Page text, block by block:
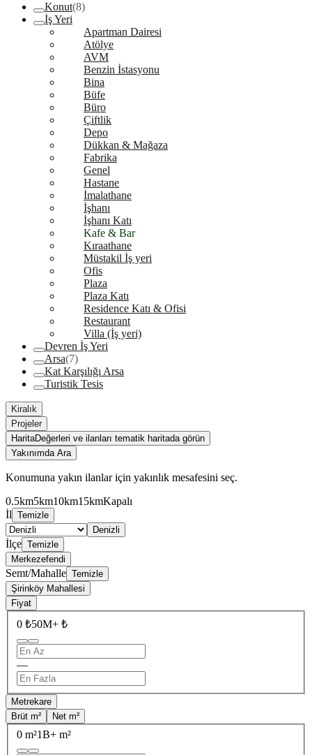
Konut(8)
İş Yeri
Apartman Dairesi
Atölye
AVM
Benzin İstasyonu
Bina
Büfe
Büro
Çiftlik
Depo
Dükkan & Mağaza
Fabrika
Genel
Hastane
İmalathane
İşhanı
İşhanı Katı
Kafe & Bar
Kıraathane
Müstakil İş yeri
Ofis
Plaza
Plaza Katı
Residence Katı & Ofisi
Restaurant
Villa (İş yeri)
Devren İş Yeri
Arsa(7)
Kat Karşılığı Arsa
Turistik Tesis
Kiralık
Projeler
HaritaDeğerleri ve ilanları tematik haritada görün
Yakınımda Ara
Konumuna yakın ilanlar için yakınlık mesafesini seç.
0.5km5km10km15kmKapalı
İl Temizle
Denizli
İlçe Temizle
Merkezefendi
Semt/Mahalle Temizle
Şirinköy Mahallesi
Fiyat
0 ₺50M+ ₺
—
Metrekare
Brüt m²
Net m²
0 m²1B+ m²